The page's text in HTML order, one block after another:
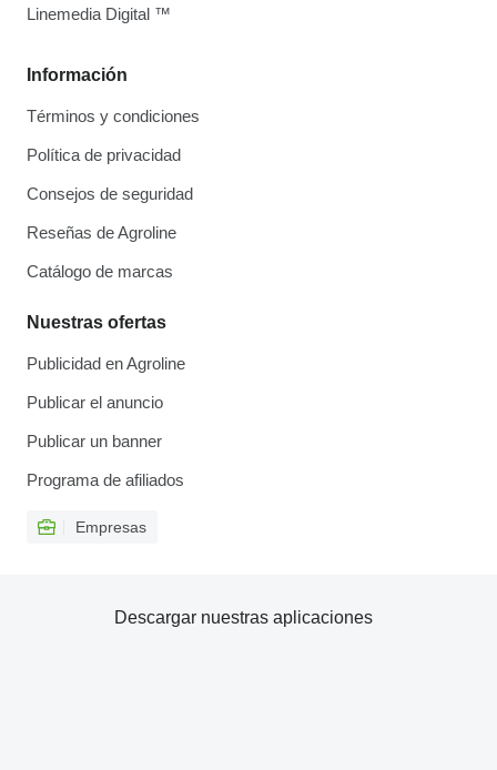
Información
Términos y condiciones
Política de privacidad
Consejos de seguridad
Reseñas de Agroline
Catálogo de marcas
Nuestras ofertas
Publicidad en Agroline
Publicar el anuncio
Publicar un banner
Programa de afiliados
Empresas
Linemedia Digital ™
Descargar nuestras aplicaciones